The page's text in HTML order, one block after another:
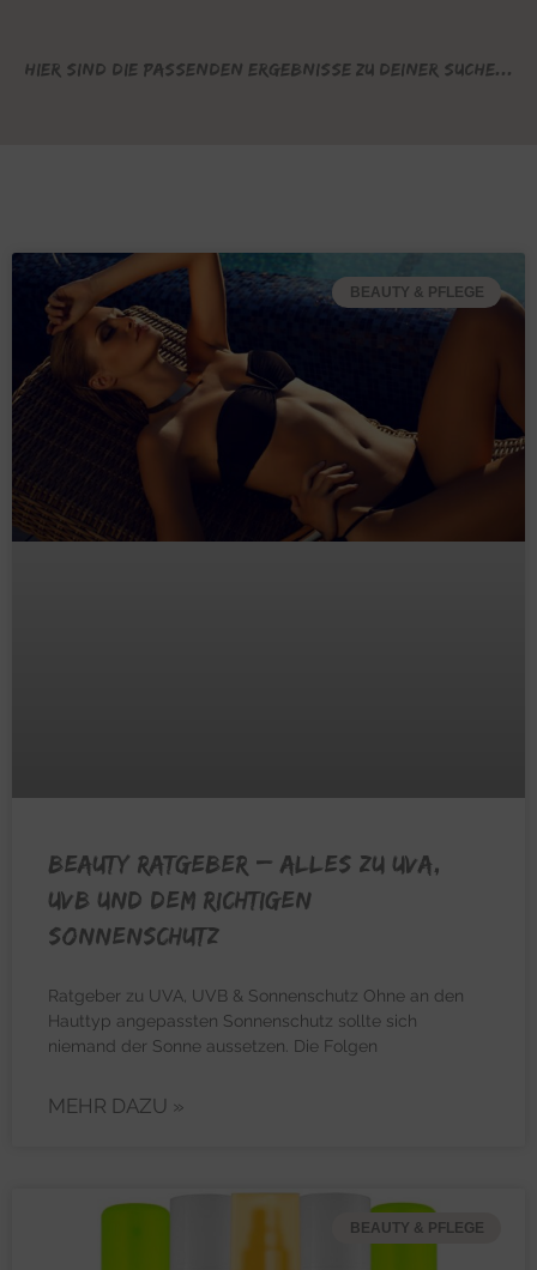
Hier sind die passenden Ergebnisse zu deiner Suche...
BEAUTY & PFLEGE
BEAUTY RATGEBER – Alles zu UVA,
UVB und dem richtigen
Sonnenschutz
Ratgeber zu UVA, UVB & Sonnenschutz Ohne an den
Hauttyp angepassten Sonnenschutz sollte sich
niemand der Sonne aussetzen. Die Folgen
MEHR DAZU »
BEAUTY & PFLEGE